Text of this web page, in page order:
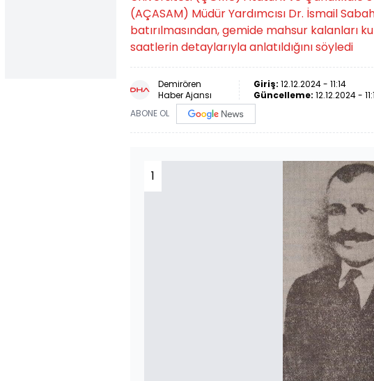
(AÇASAM) Müdür Yardımcısı Dr. İsmail
batırılmasından, gemide mahsur kalanları
saatlerin detaylarıyla anlatıldığını söyledi
Demirören
Haber Ajansı
Giriş: 12.12.2024 - 11:14
Güncelleme: 12.12.2024 -
ABONE OL
1